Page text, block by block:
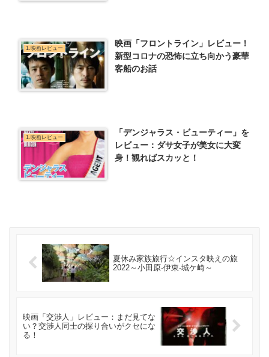
1.映画レビュー
映画「フロントライン」レビュー！
新型コロナの恐怖に立ち向かう豪華
客船のお話
1.映画レビュー
「デンジャラス・ビューティー」を
レビュー：ダサ女子が美女に大変
身！観ればスカッと！
夏休み家族旅行☆インスタ映えの旅
2022～小田原-伊東-城ケ崎～
映画「交渉人」レビュー：まだ見てな
い？交渉人同士の探り合いがクセにな
る！